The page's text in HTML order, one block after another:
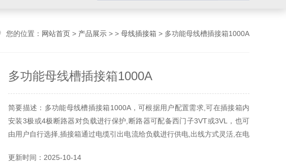
您的位置： 网站首页 > 产品展示 > > 母线插接箱 > 多功能母线槽插接箱1000A
多功能母线槽插接箱1000A
简要描述：多功能母线槽插接箱1000A，可根据用户配置需求,可在插接箱内
安装3极或4极断路器对负载进行保护,断路器可配备西门子3VT或3VL，也可
由用户自行选择,插接箱通过电缆引出电流给负载进行供电,出线方式灵活,在电
行配置.母线无间隙,****实现了高密集,具有低阻抗、散热性快特点,且通用性强,
更新时间：2025-10-14